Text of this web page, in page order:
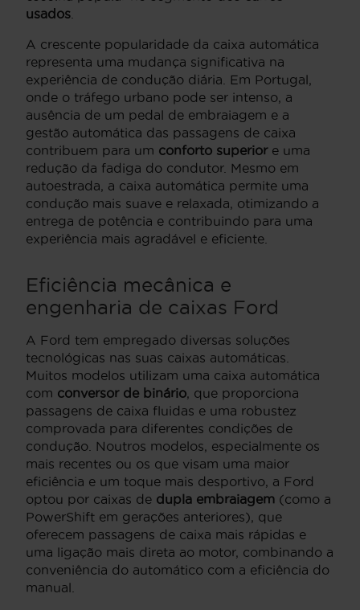
usados
A crescente popularidade da caixa automática
representa uma mudança significativa na
experiência de condução diária. Em Portugal,
onde o tráfego urbano pode ser intenso, a
ausência de um pedal de embraiagem e a
gestão automática das passagens de caixa
contribuem para um conforto superiore uma
redução da fadiga do condutor. Mesmo em
autoestrada, a caixa automática permite uma
condução mais suave e relaxada, otimizando a
entrega de potência e contribuindo para uma
experiência mais agradável e eficiente.
Eficiência mecânica e
engenharia de caixas Ford
A Ford tem empregado diversas soluções
tecnológicas nas suas caixas automáticas.
Muitos modelos utilizam uma caixa automática
com conversor de binário, que proporciona
passagens de caixa fluidas e uma robustez
comprovada para diferentes condições de
condução. Noutros modelos, especialmente os
mais recentes ou os que visam uma maior
eficiência e um toque mais desportivo, a Ford
optou por caixas de dupla embraiagem (como a
PowerShift em gerações anteriores), que
oferecem passagens de caixa mais rápidas e
uma ligação mais direta ao motor, combinando a
conveniência do automático com a eficiência do
manual.